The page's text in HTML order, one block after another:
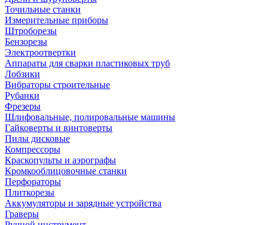
Точильные станки
Измерительные приборы
Штроборезы
Бензорезы
Электроотвертки
Аппараты для сварки пластиковых труб
Лобзики
Вибраторы строительные
Рубанки
Фрезеры
Шлифовальные, полировальные машины
Гайковерты и винтоверты
Пилы дисковые
Компрессоры
Краскопульты и аэрографы
Кромкооблицовочные станки
Перфораторы
Плиткорезы
Аккумуляторы и зарядные устройства
Граверы